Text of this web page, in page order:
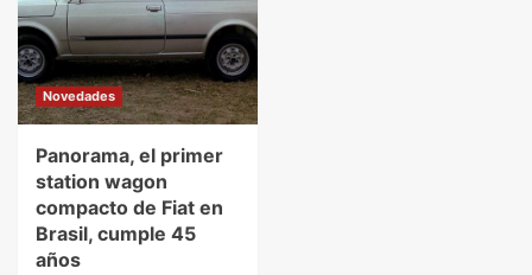
Novedades
Panorama, el primer
station wagon
compacto de Fiat en
Brasil, cumple 45
años